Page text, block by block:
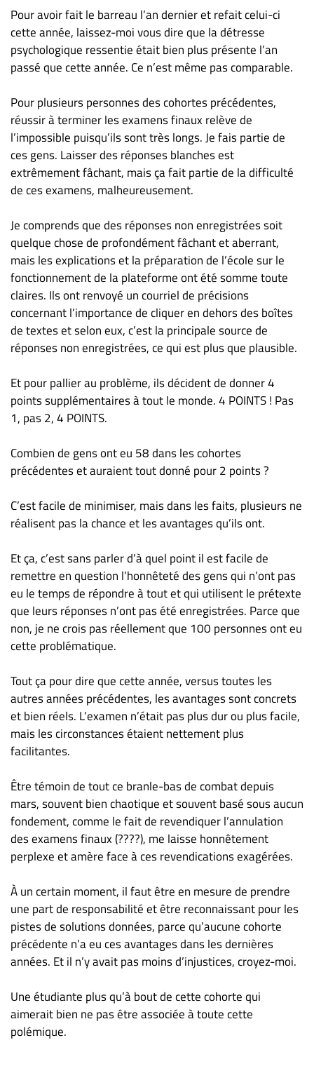
Pour avoir fait le barreau l’an dernier et refait celui-ci
cette année, laissez-moi vous dire que la détresse
psychologique ressentie était bien plus présente l’an
passé que cette année. Ce n’est même pas comparable.
Pour plusieurs personnes des cohortes précédentes,
réussir à terminer les examens finaux relève de
l’impossible puisqu’ils sont très longs. Je fais partie de
ces gens. Laisser des réponses blanches est
extrêmement fâchant, mais ça fait partie de la difficulté
de ces examens, malheureusement.
Je comprends que des réponses non enregistrées soit
quelque chose de profondément fâchant et aberrant,
mais les explications et la préparation de l’école sur le
fonctionnement de la plateforme ont été somme toute
claires. Ils ont renvoyé un courriel de précisions
concernant l’importance de cliquer en dehors des boîtes
de textes et selon eux, c’est la principale source de
réponses non enregistrées, ce qui est plus que plausible.
Et pour pallier au problème, ils décident de donner 4
points supplémentaires à tout le monde. 4 POINTS ! Pas
1, pas 2, 4 POINTS.
Combien de gens ont eu 58 dans les cohortes
précédentes et auraient tout donné pour 2 points ?
C’est facile de minimiser, mais dans les faits, plusieurs ne
réalisent pas la chance et les avantages qu’ils ont.
Et ça, c’est sans parler d’à quel point il est facile de
remettre en question l’honnêteté des gens qui n’ont pas
eu le temps de répondre à tout et qui utilisent le prétexte
que leurs réponses n’ont pas été enregistrées. Parce que
non, je ne crois pas réellement que 100 personnes ont eu
cette problématique.
Tout ça pour dire que cette année, versus toutes les
autres années précédentes, les avantages sont concrets
et bien réels. L’examen n’était pas plus dur ou plus facile,
mais les circonstances étaient nettement plus
facilitantes.
Être témoin de tout ce branle-bas de combat depuis
mars, souvent bien chaotique et souvent basé sous aucun
fondement, comme le fait de revendiquer l’annulation
des examens finaux (????), me laisse honnêtement
perplexe et amère face à ces revendications exagérées.
À un certain moment, il faut être en mesure de prendre
une part de responsabilité et être reconnaissant pour les
pistes de solutions données, parce qu’aucune cohorte
précédente n’a eu ces avantages dans les dernières
années. Et il n’y avait pas moins d’injustices, croyez-moi.
Une étudiante plus qu’à bout de cette cohorte qui
aimerait bien ne pas être associée à toute cette
polémique.